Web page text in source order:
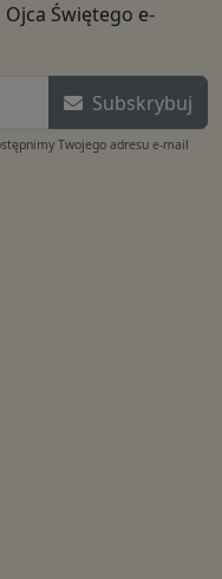
Świętego e-
Subskrybuj
Twojego adresu e-mail